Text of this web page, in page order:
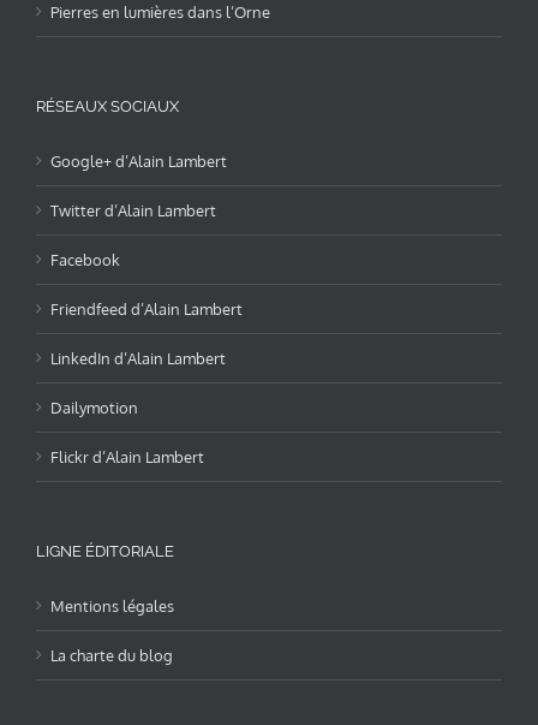
Pierres en lumières dans l’Orne
RÉSEAUX SOCIAUX
Google+ d’Alain Lambert
Twitter d’Alain Lambert
Facebook
Friendfeed d’Alain Lambert
LinkedIn d’Alain Lambert
Dailymotion
Flickr d’Alain Lambert
LIGNE ÉDITORIALE
Mentions légales
La charte du blog